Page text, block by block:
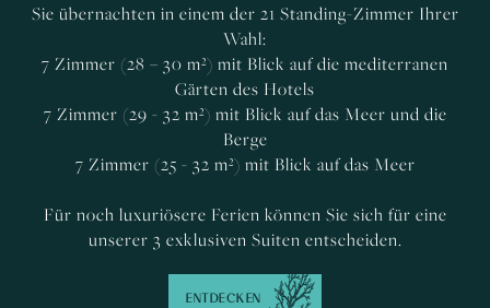
Sie übernachten in einem der 21 Standing-Zimmer Ihrer
Wahl:
7 Zimmer (28 – 30 m²) mit Blick auf die mediterranen
Gärten des Hotels
7 Zimmer (29 - 32 m²) mit Blick auf das Meer und die
Berge
7 Zimmer (25 - 32 m²) mit Blick auf das Meer
Für noch luxuriösere Ferien können Sie sich für eine
unserer 3 exklusiven Suiten entscheiden.
ENTDECKEN